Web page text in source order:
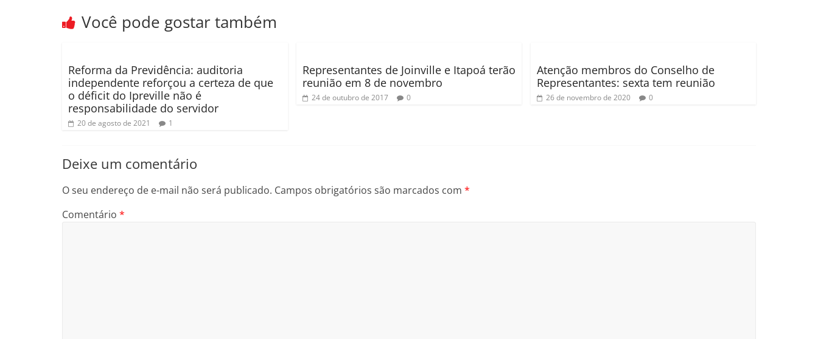
Você pode gostar também
Reforma da Previdência: auditoria
independente reforçou a certeza de que
o déficit do Ipreville não é
responsabilidade do servidor
20 de agosto de 2021 1
Representantes de Joinville e Itapoá terão
reunião em 8 de novembro
24 de outubro de 2017 0
Atenção membros do Conselho de
Representantes: sexta tem reunião
26 de novembro de 2020 0
Deixe um comentário
O seu endereço de e-mail não será publicado. Campos obrigatórios são marcados com *
Comentário *